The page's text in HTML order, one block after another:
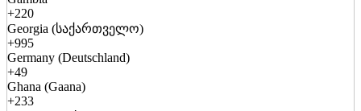
+220
Georgia (საქართველო)
+995
Germany (Deutschland)
+49
Ghana (Gaana)
+233